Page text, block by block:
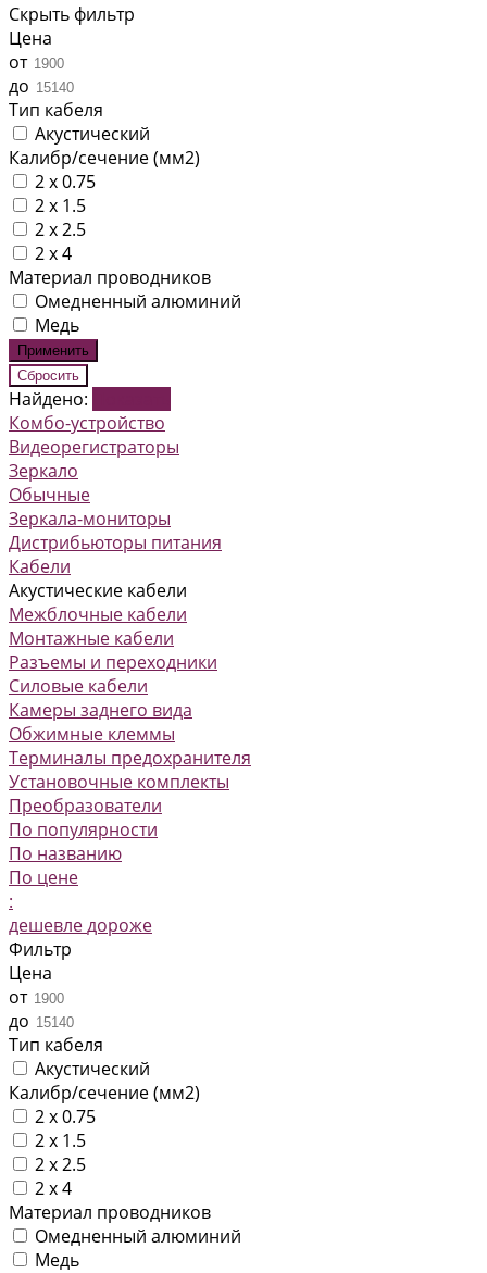
Скрыть фильтр
Цена
от
до
Тип кабеля
Акустический
Калибр/сечение (мм2)
2 x 0.75
2 x 1.5
2 x 2.5
2 х 4
Материал проводников
Омедненный алюминий
Медь
Найдено:
Комбо-устройство
Видеорегистраторы
Зеркало
Обычные
Зеркала-мониторы
Дистрибьюторы питания
Кабели
Акустические кабели
Межблочные кабели
Монтажные кабели
Разъемы и переходники
Силовые кабели
Камеры заднего вида
Обжимные клеммы
Терминалы предохранителя
Установочные комплекты
Преобразователи
По популярности
По названию
По цене
:
дешевледороже
Фильтр
Цена
от
до
Тип кабеля
Акустический
Калибр/сечение (мм2)
2 x 0.75
2 x 1.5
2 x 2.5
2 х 4
Материал проводников
Омедненный алюминий
Медь